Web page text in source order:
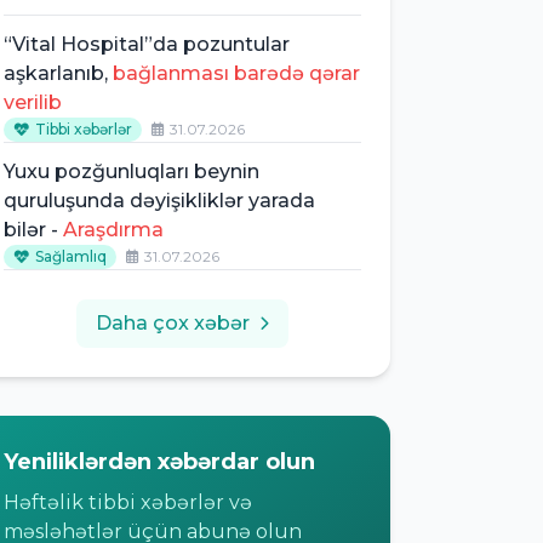
“Vital Hospital”da pozuntular
aşkarlanıb, bağlanması barədə qərar
verilib
Tibbi xəbərlər 31.07.2026
Yuxu pozğunluqları beynin
quruluşunda dəyişikliklər yarada
bilər -Araşdırma
Sağlamlıq 31.07.2026
Daha çox xəbər
Yeniliklərdən xəbərdar olun
Həftəlik tibbi xəbərlər və
məsləhətlər üçün abunə olun